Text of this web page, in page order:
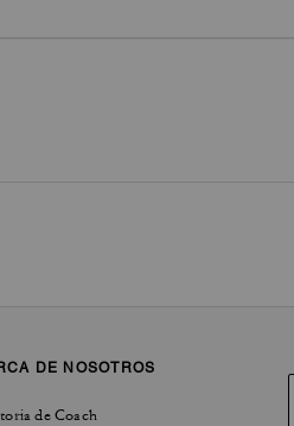
DE NOSOTROS
de Coach